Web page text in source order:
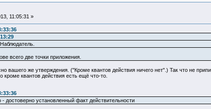
11:05:31 »
всего две точки приложения.
вашего же утверждения. ("Кроме квантов действия ничего нет".) Так что не
квантов действия есть ещё что-то.
достоверно установленный факт действительности